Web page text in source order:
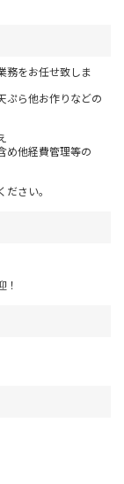
務をお任せ致しま
ぷら他お作りなどの
め他経費管理等の
さい。
！